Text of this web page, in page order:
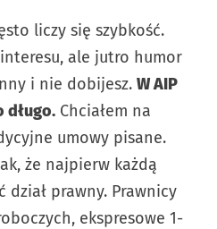
liczy się szybkość.
ale jutro humor
i nie dobijesz. W AIP
długo. Chciałem na
umowy pisane.
że najpierw każdą
dział prawny. Prawnicy
ekspresowe 1-